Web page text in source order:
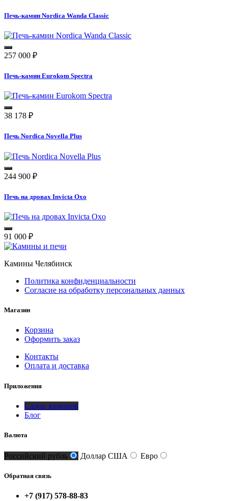
Печь-камин Nordica Wanda Classic
257 000 ₽
Печь-камин Eurokom Spectra
38 178 ₽
Печь Nordica Novella Plus
244 900 ₽
Печь на дровах Invicta Oxo
91 000 ₽
Камины Челябинск
Политика конфиденциальности
Согласие на обработку персональных данных
Магазин
Корзина
Оформить заказ
Контакты
Оплата и доставка
Приложения
Салон каминов
Блог
Валюта
Российский рубль Доллар США Евро
Обратная связь
+7 (917) 578-88-83